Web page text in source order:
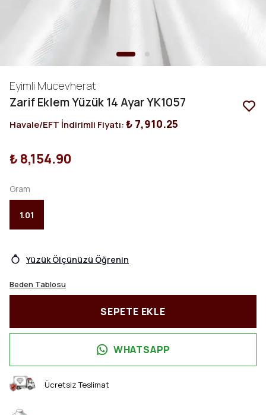
Eyimli Mucevherat
Zarif Eklem Yüzük 14 Ayar YK1057
Havale/EFT İndirimli Fiyatı:₺ 7,910.25
₺ 8,154.90
Gram
1.01
Yüzük Ölçünüzü Öğrenin
Beden Tablosu
SEPETE EKLE
WHATSAPP
Ücretsiz Teslimat